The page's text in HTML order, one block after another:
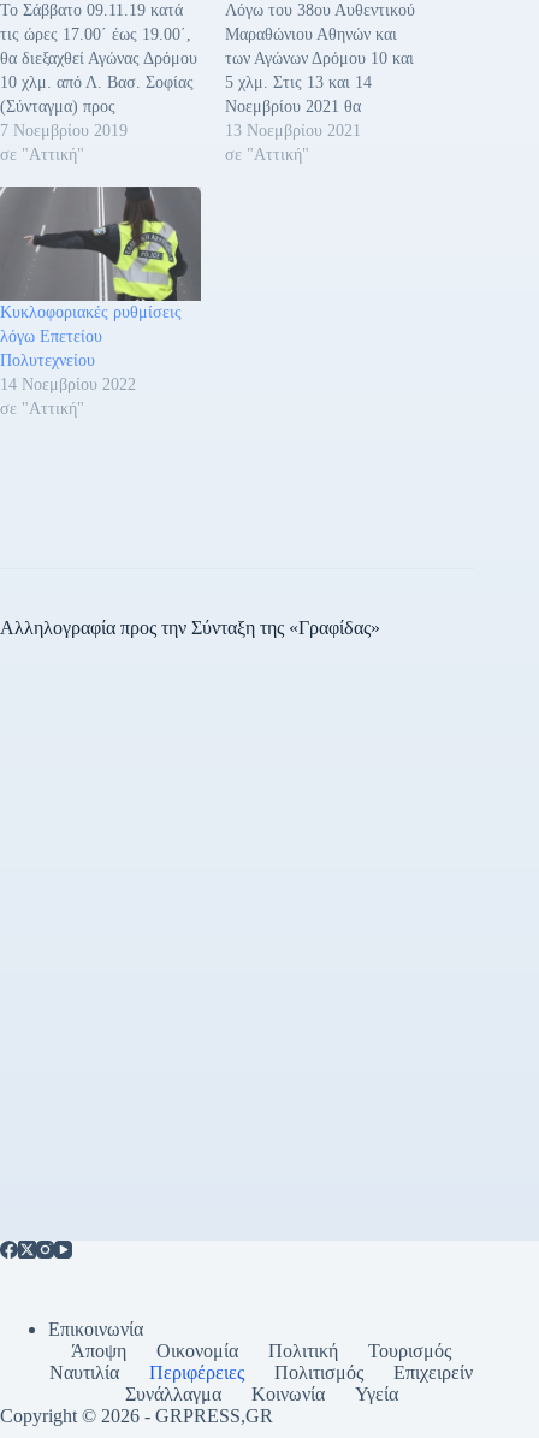
Το Σάββατο 09.11.19 κατά
τις ώρες 17.00΄ έως 19.00΄,
θα διεξαχθεί Αγώνας Δρόμου
10 χλμ. από Λ. Βασ. Σοφίας
(Σύνταγμα) προς
Παναθηναϊκό Στάδιο, κατά
μήκος της διαδρομής: Λ.
Βενιζέλου (Πανεπιστημίου)
– Χαρ. Τρικούπη –
Ακαδημίας – Λ. Βασ. Σοφίας
– Φειδιππίδου – Λ.
Μεσογείων – αναστροφή…
7 Νοεμβρίου 2019
σε "Αττική"
Λόγω του 38ου Αυθεντικού
Μαραθώνιου Αθηνών και
των Αγώνων Δρόμου 10 και
5 χλμ. Στις 13 και 14
Νοεμβρίου 2021 θα
υπάρξουν κυκλοφοριακές
ρυθμίσεις στο κέντρο της
13 Νοεμβρίου 2021
σε "Αττική"
Κυκλοφοριακές ρυθμίσεις
λόγω Επετείου
Πολυτεχνείου
14 Νοεμβρίου 2022
σε "Αττική"
Αλληλογραφία προς την Σύνταξη της «Γραφίδας»
Επικοινωνία
Άποψη
Οικονομία Πολιτική
Τουρισμός
Ναυτιλία
Περιφέρειες Πολιτισμός
Επιχειρείν
Συνάλλαγμα
Κοινωνία
Υγεία
Copyright © 2026 - GRPRESS,GR